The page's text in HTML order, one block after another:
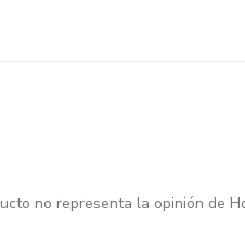
no representa la opinión de